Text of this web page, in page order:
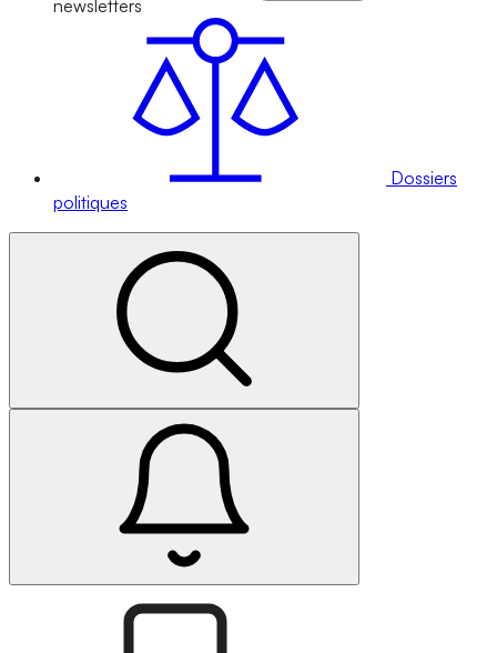
newsletters
Dossiers
politiques